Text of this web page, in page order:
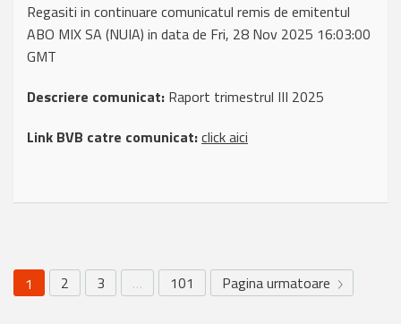
Regasiti in continuare comunicatul remis de emitentul
ABO MIX SA (NUIA) in data de Fri, 28 Nov 2025 16:03:00
GMT
Descriere comunicat: Raport trimestrul III 2025
Link BVB catre comunicat:click aici
1 2 3 … 101 Pagina urmatoare